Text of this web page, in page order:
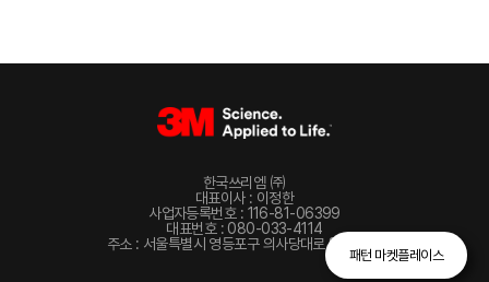
패턴 마켓플레이스
한국쓰리엠 ㈜
대표이사 : 이정한
사업자등록번호 : 116-81-06399
대표번호 : 080-033-4114
주소 : 서울특별시 영등포구 의사당대로 82, 22층